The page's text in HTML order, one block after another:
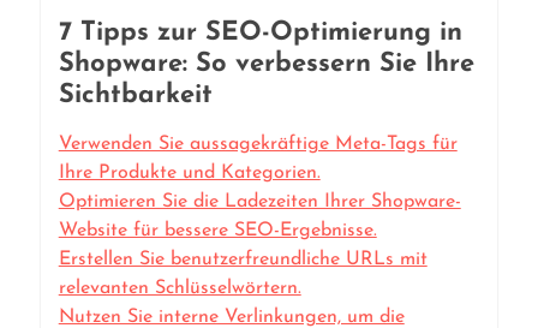
7 Tipps zur SEO-Optimierung in
Shopware: So verbessern Sie Ihre
Sichtbarkeit
Verwenden Sie aussagekräftige Meta-Tags für
Ihre Produkte und Kategorien.
Optimieren Sie die Ladezeiten Ihrer Shopware-
Website für bessere SEO-Ergebnisse.
Erstellen Sie benutzerfreundliche URLs mit
relevanten Schlüsselwörtern.
Nutzen Sie interne Verlinkungen, um die